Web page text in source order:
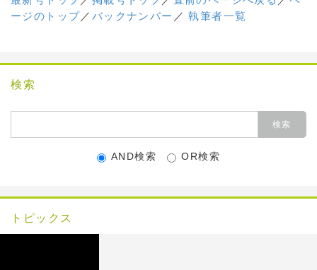
ージのトップ／ バックナンバー ／執筆者一覧
検索
AND検索 OR検索
トピックス